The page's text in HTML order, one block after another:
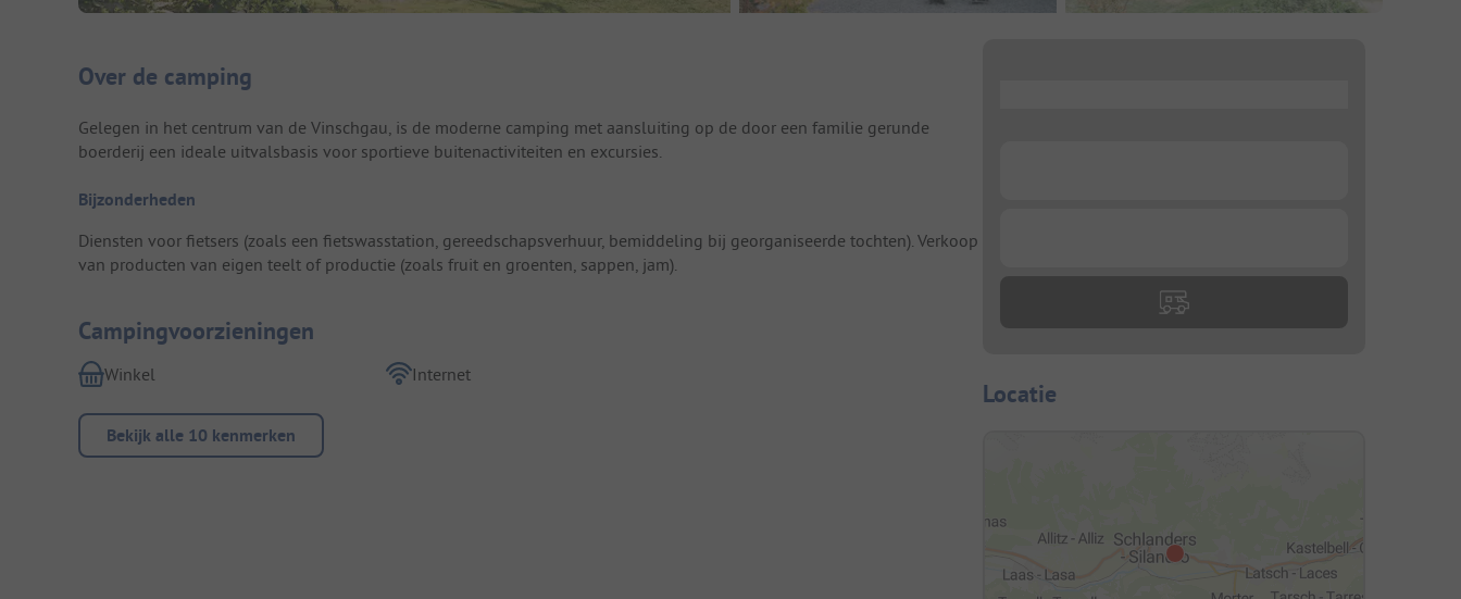
Camping introductie
Over de camping
Gelegen in het centrum van de Vinschgau, is de moderne camping met aansluiting op de door een familie gerunde
boerderij een ideale uitvalsbasis voor sportieve buitenactiviteiten en excursies.
Bijzonderheden
Diensten voor fietsers (zoals een fietswasstation, gereedschapsverhuur, bemiddeling bij georganiseerde tochten). Verkoop
van producten van eigen teelt of productie (zoals fruit en groenten, sappen, jam).
Campingvoorzieningen
Winkel Internet
Bekijk alle 10 kenmerken
Locatie